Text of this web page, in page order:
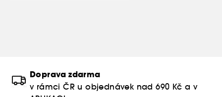
Doprava zdarma
v rámci ČR u objednávek nad 690 Kč a v